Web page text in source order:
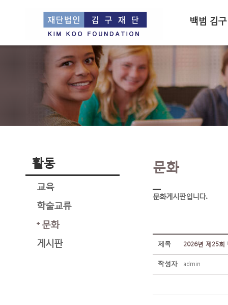
백범 김구
활동
교육
학술교류
문화
게시판
문화
문화게시판입니다.
제목 2026년 제25회
작성자 admin